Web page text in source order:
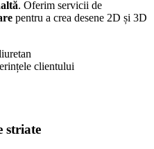
. Oferim servicii de
pentru a crea desene 2D și 3D
clientului
striate